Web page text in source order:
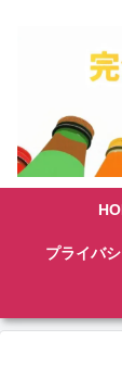
プライバ